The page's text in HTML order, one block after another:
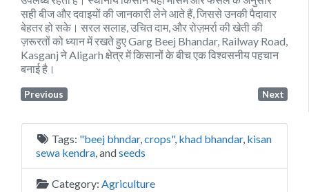
सही बीज और दवाइयों की जानकारी लेने आते हैं, जिससे उनकी पैदावार
बेहतर हो सके। सरल सलाह, उचित दाम, और रोज़मर्रा की खेती की
ज़रूरतों को ध्यान में रखते हुए Garg Beej Bhandar, Railway Road,
Kasganj ने Aligarh क्षेत्र में किसानों के बीच एक विश्वसनीय पहचान
बनाई है।
Previous Next
Tags: "beej bhndar,crops", khad bhandar, kisan
sewa kendra, andseeds
Category: Agriculture